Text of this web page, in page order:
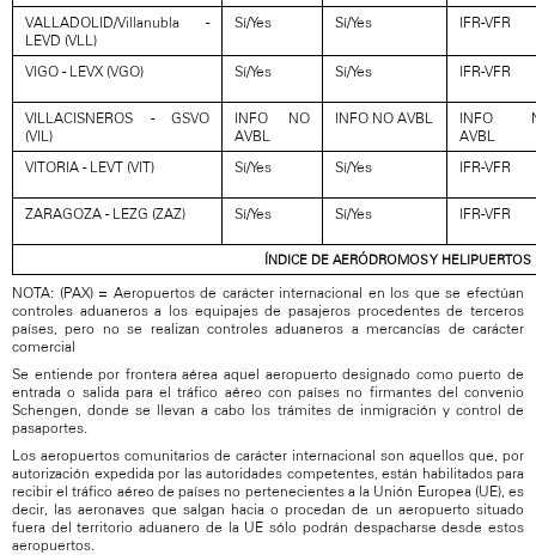
VALLADOLID/Villanubla -
LEVD (VLL)
Sí/Yes Sí/Yes IFR-VFR
VIGO - LEVX (VGO) Sí/Yes Sí/Yes IFR-VFR
VILLACISNEROS - GSVO
(VIL)
INFO NO
AVBL
INFO NO AVBL
INFO
AVBL
VITORIA - LEVT (VIT)
Sí/Yes Sí/Yes IFR-VFR
ZARAGOZA - LEZG (ZAZ) Sí/Yes Sí/Yes IFR-VFR
ÍNDICE DE AERÓDROMOS Y HELIPUERTOS
NOTA: (PAX) = Aeropuertos de carácter internacional en los que se efectúan
controles aduaneros a los equipajes de pasajeros procedentes de terceros
países, pero no se realizan controles aduaneros a mercancías de carácter
comercial
Se entiende por frontera aérea aquel aeropuerto designado como puerto de
entrada o salida para el tráfico aéreo con países no firmantes del convenio
Schengen, donde se llevan a cabo los trámites de inmigración y control de
pasaportes.
Los aeropuertos comunitarios de carácter internacional son aquellos que, por
autorización expedida por las autoridades competentes, están habilitados para
recibir el tráfico aéreo de países no pertenecientes a la Unión Europea (UE), es
decir, las aeronaves que salgan hacia o procedan de un aeropuerto situado
fuera del territorio aduanero de la UE sólo podrán despacharse desde estos
aeropuertos.